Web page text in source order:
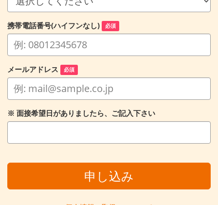
携帯電話番号(ハイフンなし) 必須
メールアドレス 必須
※ 面接希望日がありましたら、ご記入下さい
申し込み